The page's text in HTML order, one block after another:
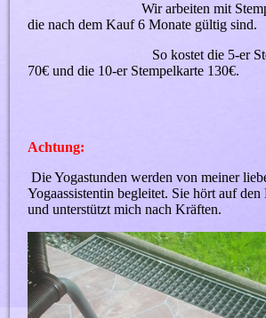
Wir arbeiten mit
die nach dem Kauf 6 Monate gültig sind.
So kostet die 5-er
70€ und die 10-er
Achtung:
Die Yogastunden werden von meiner
Yogaassistentin begleitet. Sie hört auf
und unterstützt mich nach Kräften.